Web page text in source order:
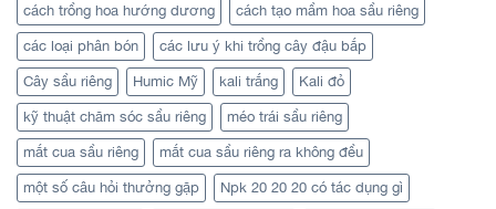
cách trồng hoa hướng dương cách tạo mầm hoa sầu riêng
các loại phân bón các lưu ý khi trồng cây đậu bắp
Cây sầu riêng Humic Mỹ kali trắng Kali đỏ
kỹ thuật chăm sóc sầu riêng méo trái sầu riêng
mắt cua sầu riêng mắt cua sầu riêng ra không đều
một số câu hỏi thưởng gặp Npk 20 20 20 có tác dụng gì